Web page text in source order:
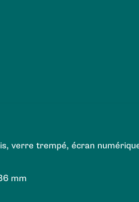
verre trempé, écran
mm